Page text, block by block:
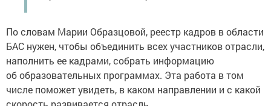
По словам Марии Образцовой, реестр кадров в области
БАС нужен, чтобы объединить всех участников отрасли,
наполнить ее кадрами, собрать информацию
об образовательных программах. Эта работа в том
числе поможет увидеть, в каком направлении и с какой